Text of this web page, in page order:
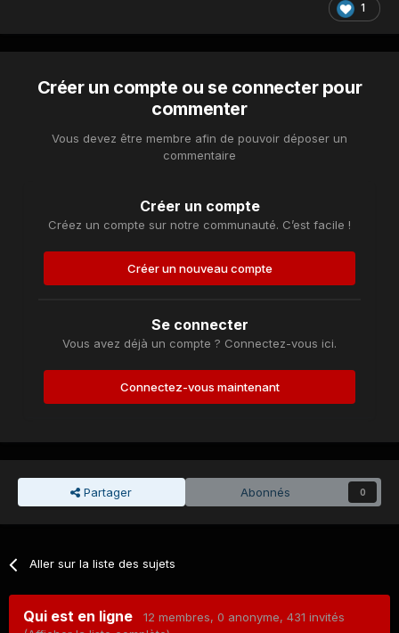
1
Créer un compte ou se connecter pour
commenter
Vous devez être membre afin de pouvoir déposer un
commentaire
Créer un compte
Créez un compte sur notre communauté. C’est facile !
Créer un nouveau compte
Se connecter
Vous avez déjà un compte ? Connectez-vous ici.
Connectez-vous maintenant
Partager Abonnés 0
Aller sur la liste des sujets
Qui est en ligne 12 membres, 0 anonyme, 431 invités